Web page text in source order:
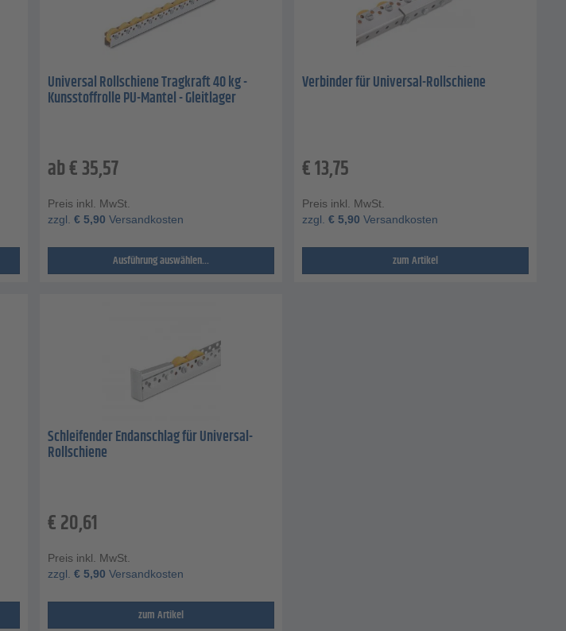
Universal Rollschiene Tragkraft 40 kg -
Kunsstoffrolle PU-Mantel - Gleitlager
ab€35,57
Preis inkl. MwSt.
zzgl. € 5,90 Versandkosten
Ausführung auswählen...
Verbinder für Universal-Rollschiene
€13,75
Preis inkl. MwSt.
zzgl. € 5,90 Versandkosten
zum Artikel
Schleifender Endanschlag für Universal-
Rollschiene
€20,61
Preis inkl. MwSt.
zzgl. € 5,90 Versandkosten
zum Artikel